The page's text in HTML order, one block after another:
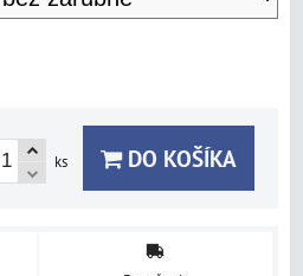
ks DO KOŠÍKA